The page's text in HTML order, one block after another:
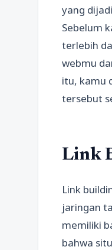
yang
Sebelum
terlebih
webmu
itu, kamu
tersebut
Link
Link
jaringan
memiliki
bahwa